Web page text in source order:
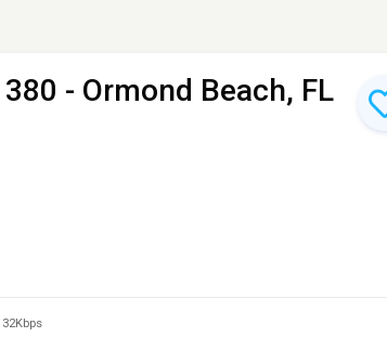
- Ormond Beach, FL
32Kbps